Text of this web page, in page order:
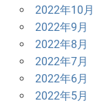
2022年10月
2022年9月
2022年8月
2022年7月
2022年6月
2022年5月